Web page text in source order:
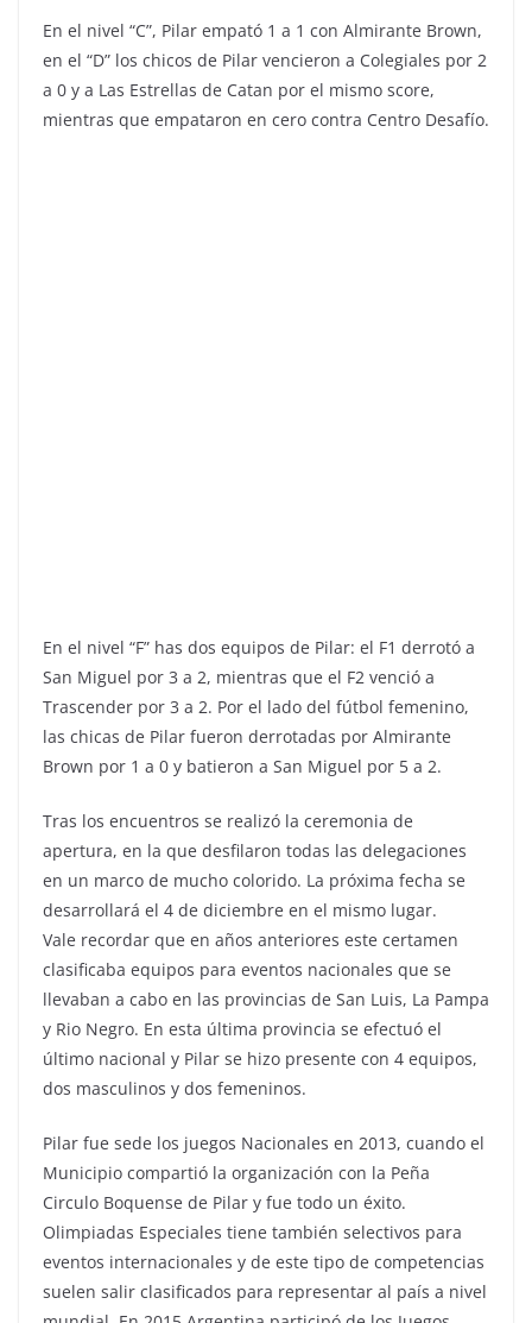
En el nivel “C”, Pilar empató 1 a 1 con Almirante Brown,
en el “D” los chicos de Pilar vencieron a Colegiales por 2
a 0 y a Las Estrellas de Catan por el mismo score,
mientras que empataron en cero contra Centro Desafío.
En el nivel “F” has dos equipos de Pilar: el F1 derrotó a
San Miguel por 3 a 2, mientras que el F2 venció a
Trascender por 3 a 2. Por el lado del fútbol femenino,
las chicas de Pilar fueron derrotadas por Almirante
Brown por 1 a 0 y batieron a San Miguel por 5 a 2.
Tras los encuentros se realizó la ceremonia de
apertura, en la que desfilaron todas las delegaciones
en un marco de mucho colorido. La próxima fecha se
desarrollará el 4 de diciembre en el mismo lugar.
Vale recordar que en años anteriores este certamen
clasificaba equipos para eventos nacionales que se
llevaban a cabo en las provincias de San Luis, La Pampa
y Rio Negro. En esta última provincia se efectuó el
último nacional y Pilar se hizo presente con 4 equipos,
dos masculinos y dos femeninos.
Pilar fue sede los juegos Nacionales en 2013, cuando el
Municipio compartió la organización con la Peña
Circulo Boquense de Pilar y fue todo un éxito.
Olimpiadas Especiales tiene también selectivos para
eventos internacionales y de este tipo de competencias
suelen salir clasificados para representar al país a nivel